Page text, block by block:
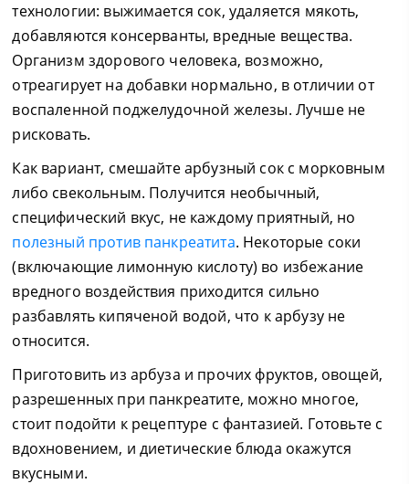
технологии: выжимается сок, удаляется мякоть,
добавляются консерванты, вредные вещества.
Организм здорового человека, возможно,
отреагирует на добавки нормально, в отличии от
воспаленной поджелудочной железы. Лучше не
рисковать.
Как вариант, смешайте арбузный сок с морковным
либо свекольным. Получится необычный,
специфический вкус, не каждому приятный, но
полезный против панкреатита. Некоторые соки
(включающие лимонную кислоту) во избежание
вредного воздействия приходится сильно
разбавлять кипяченой водой, что к арбузу не
относится.
Приготовить из арбуза и прочих фруктов, овощей,
разрешенных при панкреатите, можно многое,
стоит подойти к рецептуре с фантазией. Готовьте с
вдохновением, и диетические блюда окажутся
вкусными.